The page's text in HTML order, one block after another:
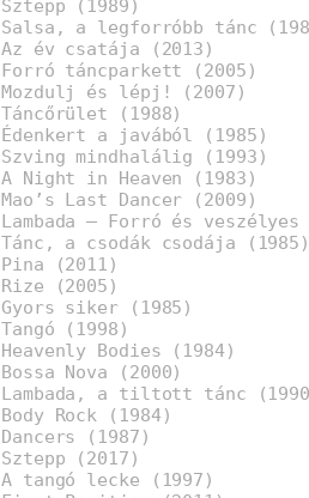
Sztepp (1989)
Salsa, a legforróbb tánc
Az év csatája (2013)
Forró táncparkett (2005)
Mozdulj és lépj! (2007)
Táncőrület (1988)
Édenkert a javából (1985)
Szving mindhalálig (1993)
A Night in Heaven (1983)
Mao’s Last Dancer (2009)
Lambada – Forró és veszélyes
Tánc, a csodák csodája (1985)
Pina (2011)
Rize (2005)
Gyors siker (1985)
Tangó (1998)
Heavenly Bodies (1984)
Bossa Nova (2000)
Lambada, a tiltott tánc
Body Rock (1984)
Dancers (1987)
Sztepp (2017)
A tangó lecke (1997)